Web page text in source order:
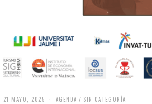
21 MAYO, 2025 AGENDA / SIN CATEGORÍA